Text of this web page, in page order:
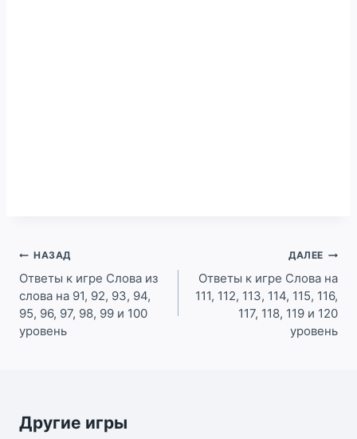
Навигация
по
записям
НАЗАД
Ответы к игре Слова из
слова на 91, 92, 93, 94,
95, 96, 97, 98, 99 и 100
уровень
ДАЛЕЕ
Ответы к игре Слова на
111, 112, 113, 114, 115, 116,
117, 118, 119 и 120
уровень
Другие игры